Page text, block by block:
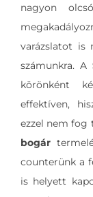
nagyon
varázslatot is
számunkra. A
körönként
effektíven,
ezzel nem fog
bogár
counterünk a
is helyett